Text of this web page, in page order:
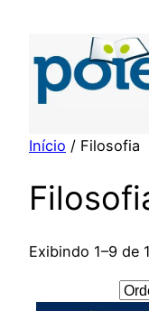
conteúdo
Início / Filosofia
Exibindo 1–9 de